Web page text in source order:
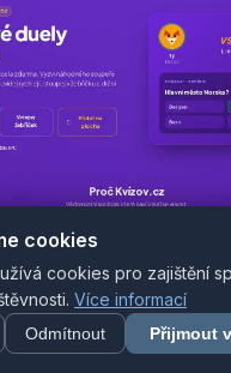
kvízové duely
cookies
cookies pro zajištění
Více informací
Odmítnout Přijmout